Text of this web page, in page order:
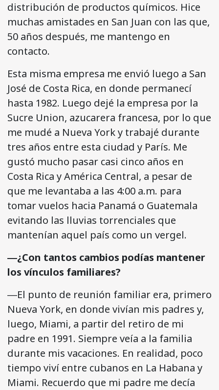
distribución de productos químicos. Hice
muchas amistades en San Juan con las que,
50 años después, me mantengo en
contacto.
Esta misma empresa me envió luego a San
José de Costa Rica, en donde permanecí
hasta 1982. Luego dejé la empresa por la
Sucre Union, azucarera francesa, por lo que
me mudé a Nueva York y trabajé durante
tres años entre esta ciudad y París. Me
gustó mucho pasar casi cinco años en
Costa Rica y América Central, a pesar de
que me levantaba a las 4:00 a.m. para
tomar vuelos hacia Panamá o Guatemala
evitando las lluvias torrenciales que
mantenían aquel país como un vergel.
―¿Con tantos cambios podías mantener
los vínculos familiares?
―El punto de reunión familiar era, primero
Nueva York, en donde vivían mis padres y,
luego, Miami, a partir del retiro de mi
padre en 1991. Siempre veía a la familia
durante mis vacaciones. En realidad, poco
tiempo viví entre cubanos en La Habana y
Miami. Recuerdo que mi padre me decía